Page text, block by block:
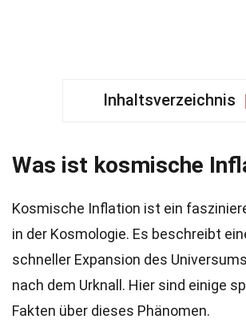
Inhaltsverzeichnis
Was ist kosmische
Kosmische Inflation ist ein
in der Kosmologie. Es beschreibt
schneller Expansion des
nach dem Urknall. Hier sind einige
Fakten über dieses Phänomen.